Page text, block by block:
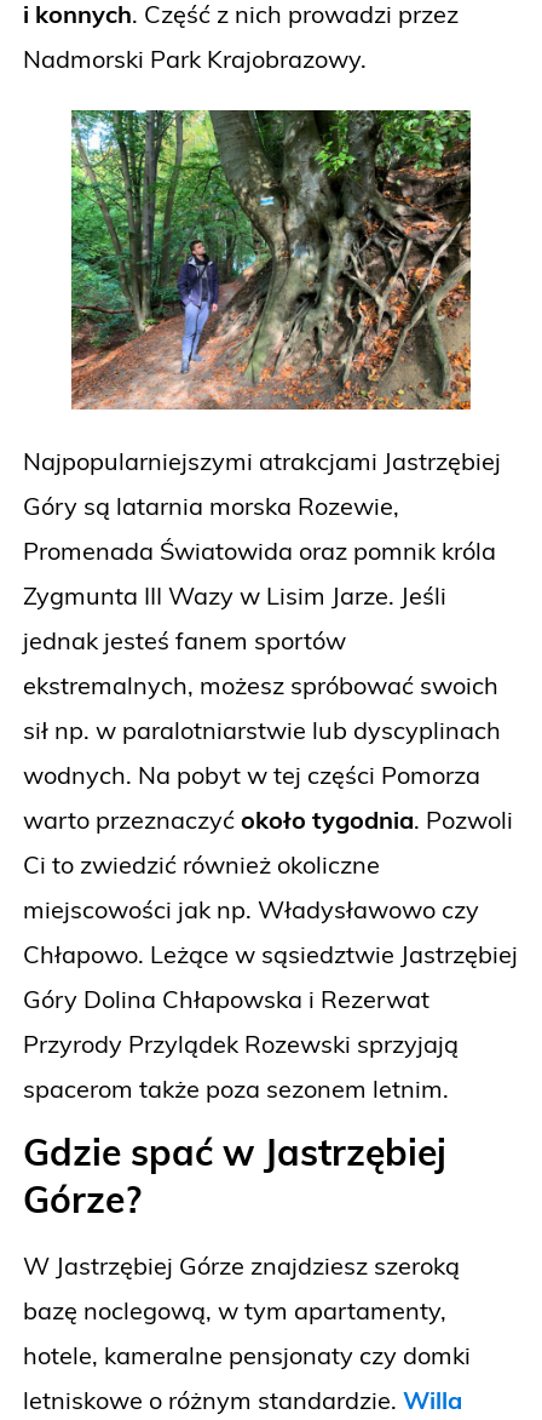
i konnych. Część z nich prowadzi przez
Nadmorski Park Krajobrazowy.
Najpopularniejszymi atrakcjami Jastrzębiej
Góry są latarnia morska Rozewie,
Promenada Światowida oraz pomnik króla
Zygmunta III Wazy w Lisim Jarze. Jeśli
jednak jesteś fanem sportów
ekstremalnych, możesz spróbować swoich
sił np. w paralotniarstwie lub dyscyplinach
wodnych. Na pobyt w tej części Pomorza
warto przeznaczyć około tygodnia. Pozwoli
Ci to zwiedzić również okoliczne
miejscowości jak np. Władysławowo czy
Chłapowo. Leżące w sąsiedztwie Jastrzębiej
Góry Dolina Chłapowska i Rezerwat
Przyrody Przylądek Rozewski sprzyjają
spacerom także poza sezonem letnim.
Gdzie spać w Jastrzębiej
Górze?
W Jastrzębiej Górze znajdziesz szeroką
bazę noclegową, w tym apartamenty,
hotele, kameralne pensjonaty czy domki
letniskowe o różnym standardzie. Willa